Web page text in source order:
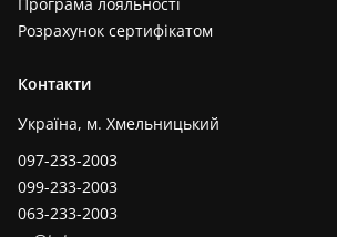
Розрахунок сертифікатом
Контакти
Україна, м. Хмельницький
097-233-2003
099-233-2003
063-233-2003